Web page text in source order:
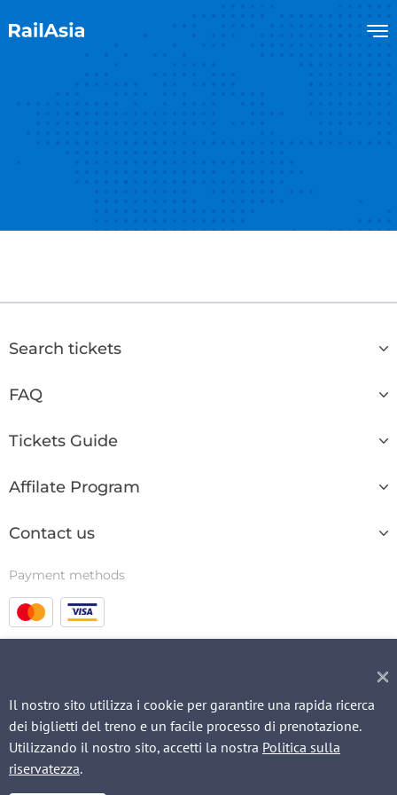
Search tickets
FAQ
Tickets Guide
Affilate Program
Contact us
Payment methods
© 2003 - 2026
QUICK REQUEST
Il nostro sito utilizza i cookie per garantire una rapida ricerca
dei biglietti del treno e un facile processo di prenotazione.
Utilizzando il nostro sito, accetti la nostra Politica sulla
riservatezza.